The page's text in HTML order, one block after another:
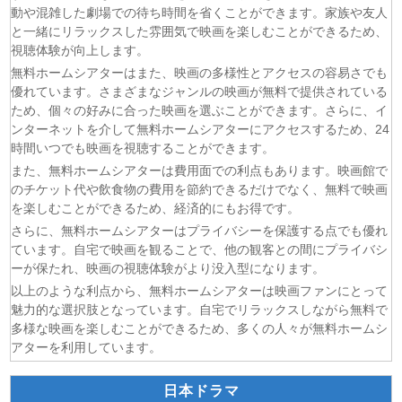
鉄鍋のジャン！ 第6話
(09/08) タイムトラベルダディ 第1話
(09/08)タイムトラベルダディ 第2話
(09/08)正反対な君と僕 第2期 第6話
(09/08)レッツゴー怪奇組 第6話
(09/08)名探偵プリキュア！ 第28話
(09/08)仮面ライダーゼッツ 第47話
(09/08)
動や混雑した劇場での待ち時間を省くことができます。家族や友人
と一緒にリラックスした雰囲気で映画を楽しむことができるため、
視聴体験が向上します。
無料ホームシアターはまた、映画の多様性とアクセスの容易さでも
優れています。さまざまなジャンルの映画が無料で提供されている
ため、個々の好みに合った映画を選ぶことができます。さらに、イ
ンターネットを介して無料ホームシアターにアクセスするため、24
時間いつでも映画を視聴することができます。
また、無料ホームシアターは費用面での利点もあります。映画館で
のチケット代や飲食物の費用を節約できるだけでなく、無料で映画
を楽しむことができるため、経済的にもお得です。
さらに、無料ホームシアターはプライバシーを保護する点でも優れ
ています。自宅で映画を観ることで、他の観客との間にプライバシ
ーが保たれ、映画の視聴体験がより没入型になります。
以上のような利点から、無料ホームシアターは映画ファンにとって
魅力的な選択肢となっています。自宅でリラックスしながら無料で
多様な映画を楽しむことができるため、多くの人々が無料ホームシ
アターを利用しています。
日本ドラマ